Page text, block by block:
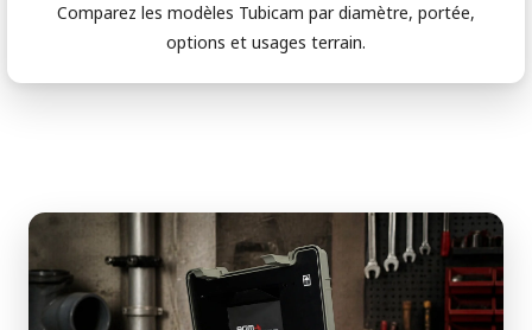
Comparez les modèles Tubicam par diamètre, portée,
options et usages terrain.